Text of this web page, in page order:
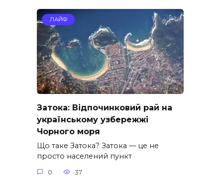
ЛАЙФ
Затока: Відпочинковий рай на
українському узбережжі
Чорного моря
Що таке Затока? Затока — це не
просто населений пункт
0 37